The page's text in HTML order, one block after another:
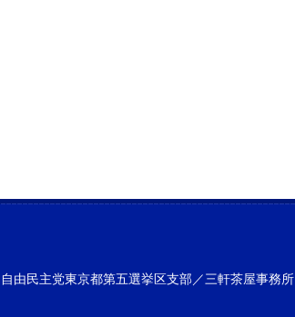
自由民主党東京都第五選挙区支部／三軒茶屋事務所